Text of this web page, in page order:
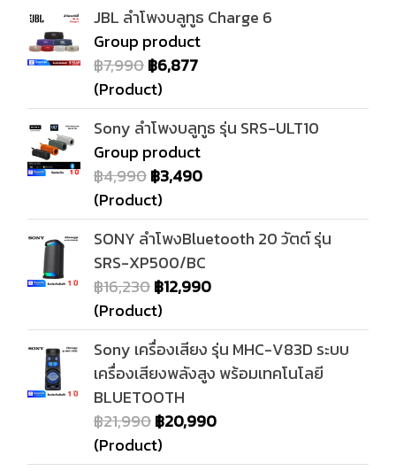
JBL ลำโพงบลูทูธ Charge 6
Group product
฿7,990฿6,877
(Product)
Sony ลำโพงบลูทูธ รุ่น SRS-ULT10
Group product
฿4,990฿3,490
(Product)
SONY ลำโพงBluetooth 20 วัตต์ รุ่น
SRS-XP500/BC
฿16,230฿12,990
(Product)
Sony เครื่องเสียง รุ่น MHC-V83D ระบบ
เครื่องเสียงพลังสูง พร้อมเทคโนโลยี
BLUETOOTH
฿21,990฿20,990
(Product)